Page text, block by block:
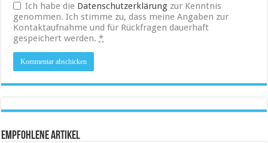
Ich habe die Datenschutzerklärung zur Kenntnis
genommen. Ich stimme zu, dass meine Angaben zur
Kontaktaufnahme und für Rückfragen dauerhaft
gespeichert werden.*
Empfohlene Artikel